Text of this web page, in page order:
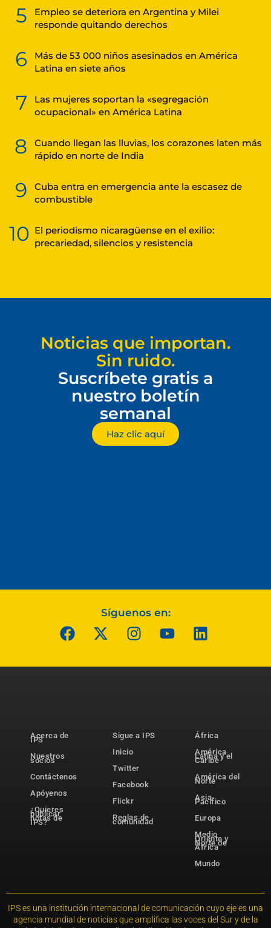
5
Empleo se deteriora en Argentina y Milei
responde quitando derechos
6
Más de 53 000 niños asesinados en América
Latina en siete años
7
Las mujeres soportan la «segregación
ocupacional» en América Latina
8
Cuando llegan las lluvias, los corazones laten más
rápido en norte de India
9
Cuba entra en emergencia ante la escasez de
combustible
10 El periodismo nicaragüense en el exilio:
precariedad, silencios y resistencia
Noticias que importan.
Sin ruido.
Suscríbete gratis a
nuestro boletín
semanal
Haz clic aquí
Síguenos en:
Acerca de
IPS
Nuestros
socios
Contáctenos
Apóyenos
¿Quieres
publicar
notas de
IPS?
Sigue a IPS
Inicio
Twitter
Facebook
Flickr
Reglas de
comunidad
África
América
Latina y el
Caribe
América del
Norte
Asia-
Pacífico
Europa
Medio
Oriente y
Norte de
África
Mundo
IPS es una institución internacional de comunicación cuyo eje es una
agencia mundial de noticias que amplifica las voces del Sur y de la